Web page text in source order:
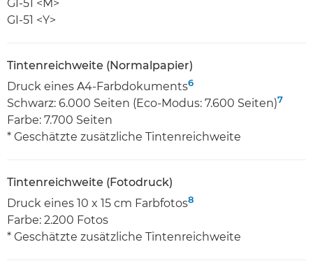
GI-51 <M>
GI-51 <Y>
Tintenreichweite (Normalpapier)
Druck eines A4-Farbdokuments6
Schwarz: 6.000 Seiten (Eco-Modus: 7.600 Seiten)7
Farbe: 7.700 Seiten
* Geschätzte zusätzliche Tintenreichweite
Tintenreichweite (Fotodruck)
Druck eines 10 x 15 cm Farbfotos8
Farbe: 2.200 Fotos
* Geschätzte zusätzliche Tintenreichweite